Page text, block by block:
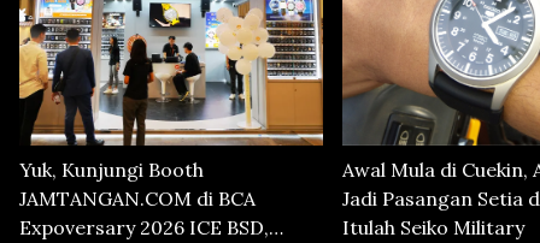
Yuk, Kunjungi Booth
JAMTANGAN.COM di BCA
Expoversary 2026 ICE BSD,
Awal Mula di Cuekin,
Jadi Pasangan Setia
Itulah Seiko Military